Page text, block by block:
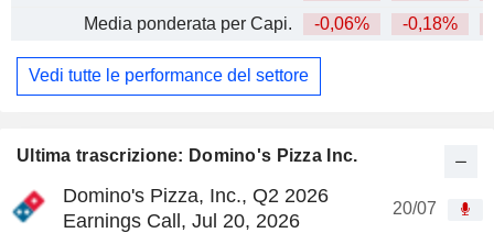
Ultima trascrizione: Domino's Pizza Inc.
Domino's Pizza, Inc., Q2 2026
Earnings Call, Jul 20, 2026
20/07
Media ponderata per Capi.
-0,06% -0,18%
Vedi tutte le performance del settore